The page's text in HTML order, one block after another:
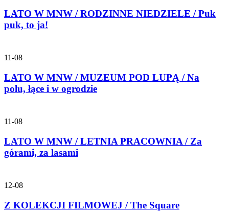
LATO W MNW / RODZINNE NIEDZIELE / Puk
puk, to ja!
11-08
LATO W MNW / MUZEUM POD LUPĄ / Na
polu, łące i w ogrodzie
11-08
LATO W MNW / LETNIA PRACOWNIA / Za
górami, za lasami
12-08
Z KOLEKCJI FILMOWEJ / The Square